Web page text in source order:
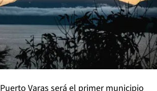
Puerto Varas será el primer municipio